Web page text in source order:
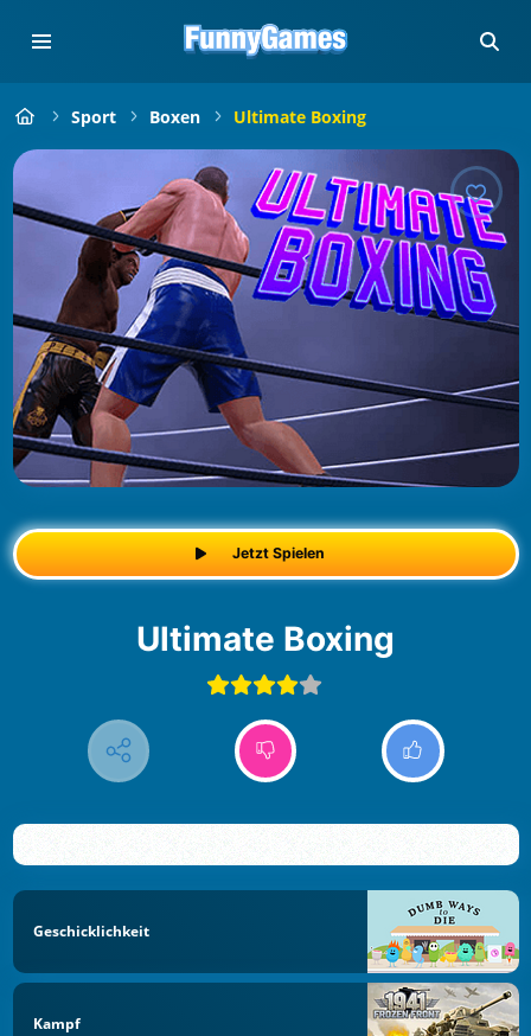
Sport Boxen Ultimate Boxing
Jetzt Spielen
Ultimate Boxing
Geschicklichkeit
Kampf